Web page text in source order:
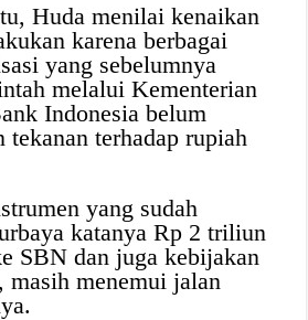
Huda menilai kenaikan
karena berbagai
yang sebelumnya
melalui Kementerian
Indonesia belum
tekanan terhadap rupiah
yang sudah
katanya Rp 2 triliun
SBN dan juga kebijakan
masih menemui jalan